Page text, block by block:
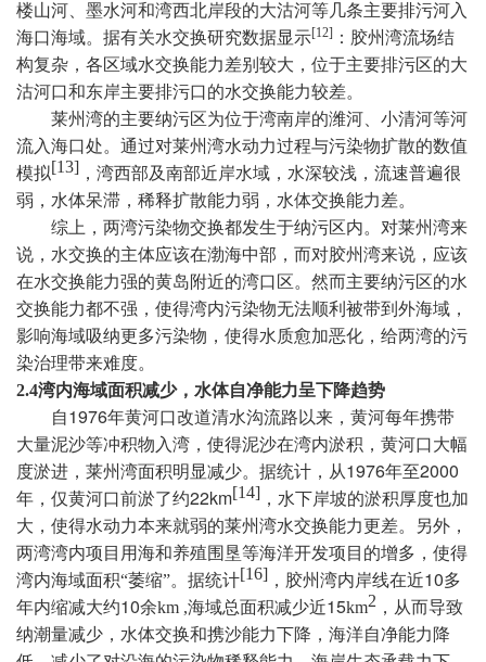
楼山河、墨水河和湾西北岸段的大沽河等几条主要排污河入
海口海域。据有关水交换研究数据显示[12] ：胶州湾流场结
构复杂，各区域水交换能力差别较大，位于主要排污区的大
沽河口和东岸主要排污口的水交换能力较差。
莱州湾的主要纳污区为位于湾南岸的潍河、小清河等河
流入海口处。通过对莱州湾水动力过程与污染物扩散的数值
模拟[13] ，湾西部及南部近岸水域，水深较浅，流速普遍很
弱，水体呆滞，稀释扩散能力弱，水体交换能力差。
综上，两湾污染物交换都发生于纳污区内。对莱州湾来
说，水交换的主体应该在渤海中部，而对胶州湾来说，应该
在水交换能力强的黄岛附近的湾口区。然而主要纳污区的水
交换能力都不强，使得湾内污染物无法顺利被带到外海域，
影响海域吸纳更多污染物，使得水质愈加恶化，给两湾的污
染治理带来难度。
2.4湾内海域面积减少，水体自净能力呈下降趋势
自1976年黄河口改道清水沟流路以来，黄河每年携带
大量泥沙等冲积物入湾，使得泥沙在湾内淤积，黄河口大幅
度淤进，莱州湾面积明显减少。据统计，从1976年至2000
年，仅黄河口前淤了约22km[14] ，水下岸坡的淤积厚度也加
大，使得水动力本来就弱的莱州湾水交换能力更差。另外，
两湾湾内项目用海和养殖围垦等海洋开发项目的增多，使得
湾内海域面积“萎缩”。据统计[16] ， 胶州湾内岸线在近10多
年内缩减大约10余km ,海域总面积减少近15km2 ，从而导致
纳潮量减少，水体交换和携沙能力下降，海洋自净能力降